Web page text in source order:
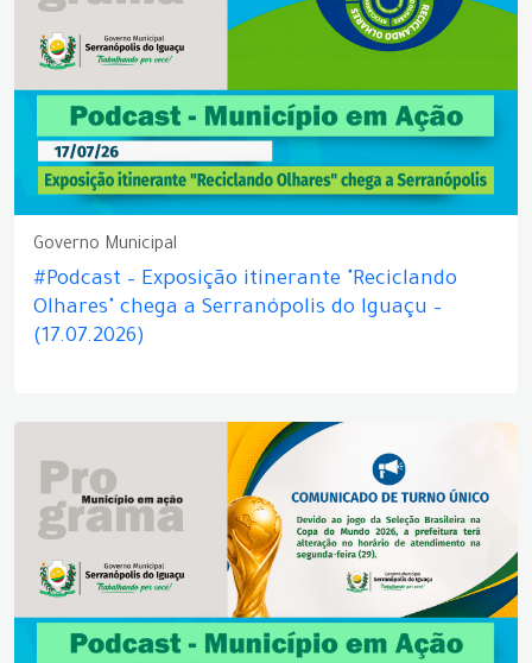
Governo Municipal
#Podcast – Exposição itinerante "Reciclando
Olhares" chega a Serranópolis do Iguaçu –
(17.07.2026)